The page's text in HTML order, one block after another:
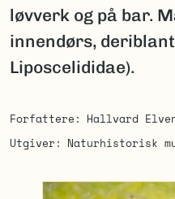
løvverk og på bar.
innendørs,
Liposcelididae).
Forfattere Hallvard
Utgiver
Naturhistorisk